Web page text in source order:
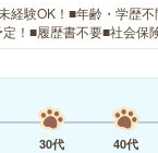
経験OK！■年齢・学歴
定！■履歴書不要■社会保
30代 40代